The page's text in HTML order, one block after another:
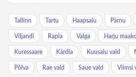
Tallinn Tartu Haapsalu Pärnu
Viljandi Rapla Valga Harju
Kuressaare Kärdla Kuusalu vald
Põlva Rae vald Saue vald Viimsi